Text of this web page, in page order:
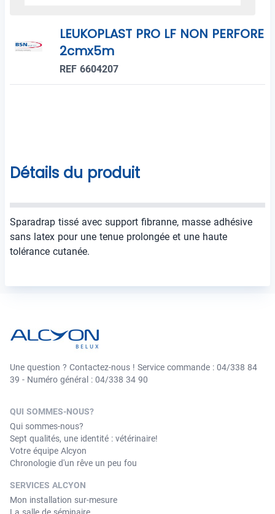
LEUKOPLAST PRO LF NON PERFORE
2cmx5m
REF 6604207
Détails du produit
Sparadrap tissé avec support fibranne, masse adhésive
sans latex pour une tenue prolongée et une haute
tolérance cutanée.
Une question ? Contactez-nous ! Service commande : 04/338 84
39 - Numéro général : 04/338 34 90
QUI SOMMES-NOUS?
Qui sommes-nous?
Sept qualités, une identité : vétérinaire!
Votre équipe Alcyon
Chronologie d'un rêve un peu fou
SERVICES ALCYON
Mon installation sur-mesure